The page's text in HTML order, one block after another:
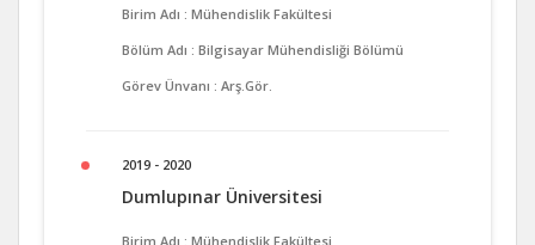
Birim Adı : Mühendislik Fakültesi
Bölüm Adı : Bilgisayar Mühendisliği Bölümü
Görev Ünvanı : Arş.Gör.
2019 - 2020
Dumlupınar Üniversitesi
Birim Adı : Mühendislik Fakültesi